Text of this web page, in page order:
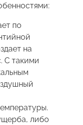
по
на
С такими
либо